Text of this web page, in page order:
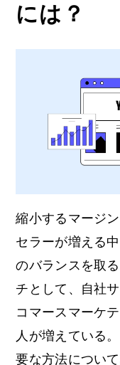
には？
縮小するマージ
セラーが増える
のバランスを取
チとして、
自社
コマースマーケ
人が増えている
要な方法について